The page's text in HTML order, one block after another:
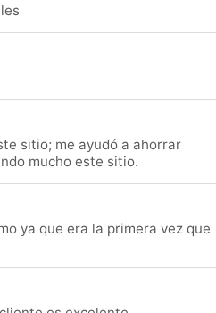
sitio; me ayudó a ahorrar
mucho este sitio.
ya que era la primera vez que